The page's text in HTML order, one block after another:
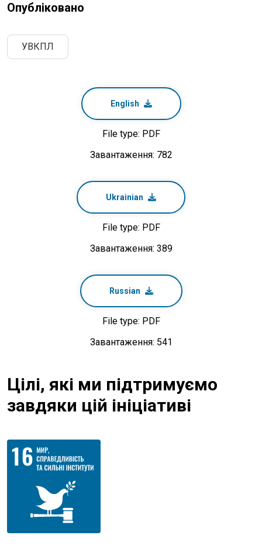
Опубліковано
УВКПЛ
English
File type: PDF
Завантаження: 782
Ukrainian
File type: PDF
Завантаження: 389
Russian
File type: PDF
Завантаження: 541
Цілі, які ми підтримуємо
завдяки цій ініціативі